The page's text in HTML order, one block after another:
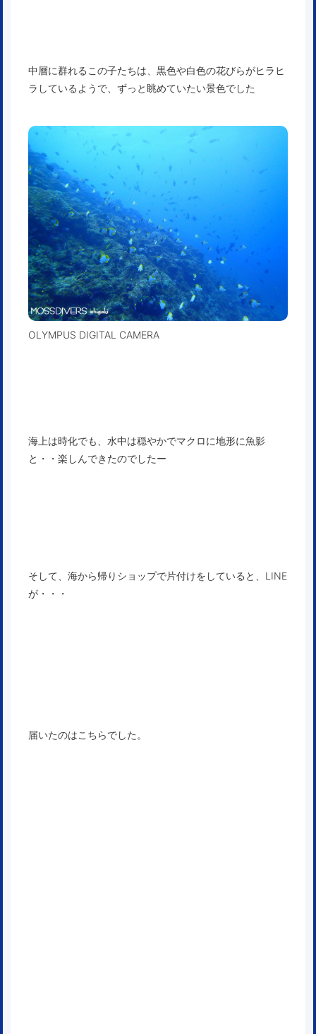
中層に群れるこの子たちは、黒色や白色の花びらがヒラヒ
ラしているようで、ずっと眺めていたい景色でした
OLYMPUS DIGITAL CAMERA
海上は時化でも、水中は穏やかでマクロに地形に魚影
と・・楽しんできたのでしたー
そして、海から帰りショップで片付けをしていると、LINE
が・・・
届いたのはこちらでした。